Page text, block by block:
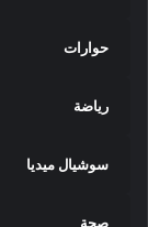
حوارات
رياضة
سوشيال ميديا
صحة